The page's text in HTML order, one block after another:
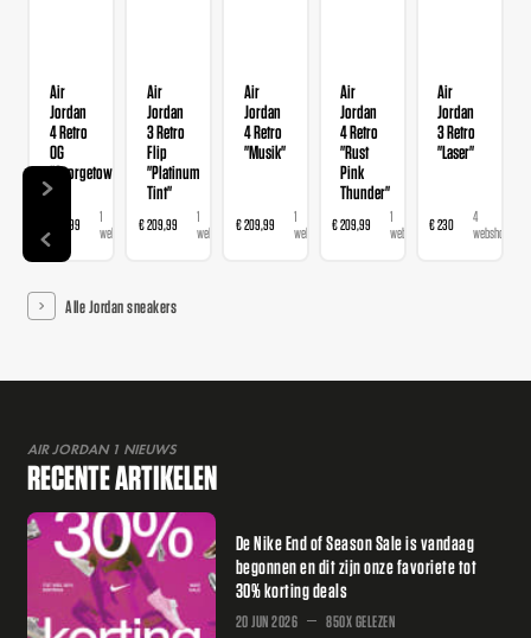
Air
Jordan
4 Retro
OG
"Georgetown"
€ 209,99
1
webshop
Air
Jordan
3 Retro
Flip
"Platinum
Tint"
€ 209,99
1
webshop
Air
Jordan
4 Retro
"Musik"
€ 209,99
1
webshop
Air
Jordan
4 Retro
"Rust
Pink
Thunder"
€ 209,99
1
webshop
Air
Jordan
3 Retro
"Laser"
€ 230
4
webshops
Alle Jordan sneakers
AIR JORDAN 1 NIEUWS
RECENTE ARTIKELEN
De Nike End of Season Sale is vandaag
begonnen en dit zijn onze favoriete tot
30% korting deals
20 JUN 2026 850X GELEZEN